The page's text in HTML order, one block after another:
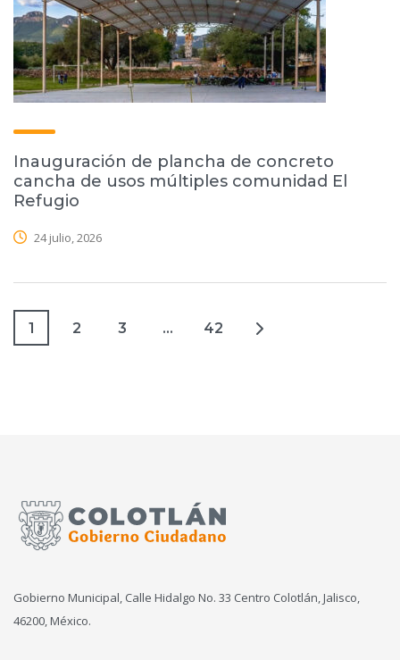
Inauguración de plancha de concreto
cancha de usos múltiples comunidad El
Refugio
24 julio, 2026
1 2 3 … 42
Gobierno Municipal, Calle Hidalgo No. 33 Centro Colotlán, Jalisco,
46200, México.